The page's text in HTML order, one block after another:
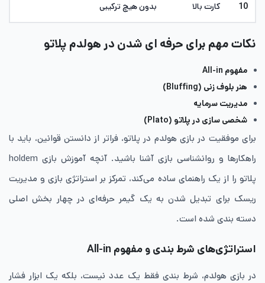
10 کارت بالا بدون هیچ ترکیبی
نکات مهم برای حرفه ای شدن در هولدم پلاتو
مفهوم All-in
​هنر بلوف‌ زنی (Bluffing)
​مدیریت سرمایه
شخصی ‌سازی در پلاتو (Plato)
برای موفقیت در بازی هولدم در پلاتو، فراتر از دانستن قوانین، باید با
راهکارها و روانشناسی بازی آشنا باشید. آنچه آموزش بازی holdem
پلاتو را از یک راهنمای ساده می‌کند، تمرکز بر استراتژی بازی و مدیریت
ریسک برای تبدیل شدن به یک گیمر حرفه‌ای در چهار بخش اصلی
دسته ‌بندی شده است.
​استراتژی‌های شرط‌ بندی و مفهوم All-in
​در بازی هولدم، شرط بندی فقط یک عدد نیست، بلکه یک ابزار فشار